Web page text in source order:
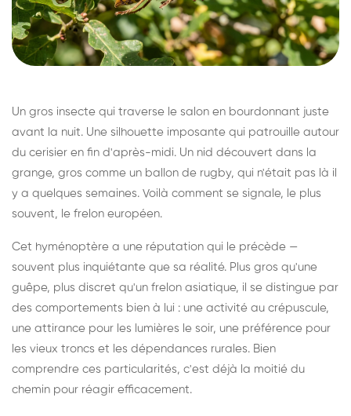
Un gros insecte qui traverse le salon en bourdonnant juste
avant la nuit. Une silhouette imposante qui patrouille autour
du cerisier en fin d'après-midi. Un nid découvert dans la
grange, gros comme un ballon de rugby, qui n'était pas là il
y a quelques semaines. Voilà comment se signale, le plus
souvent, le frelon européen.
Cet hyménoptère a une réputation qui le précède —
souvent plus inquiétante que sa réalité. Plus gros qu'une
guêpe, plus discret qu'un frelon asiatique, il se distingue par
des comportements bien à lui : une activité au crépuscule,
une attirance pour les lumières le soir, une préférence pour
les vieux troncs et les dépendances rurales. Bien
comprendre ces particularités, c'est déjà la moitié du
chemin pour réagir efficacement.